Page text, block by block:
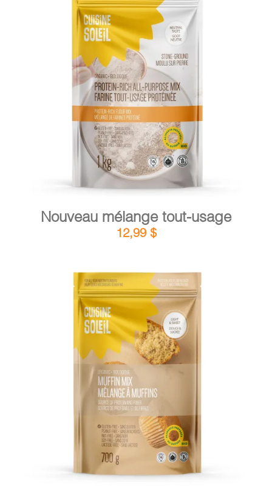
PANIER
AJOUTER AU PANIER / DÉTAILS
Nouveau mélange tout-usage
12,99 $
AJOUTER AU PANIER